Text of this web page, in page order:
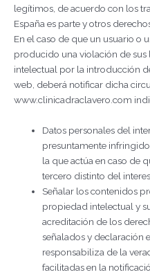
legítimos, de acuerdo con los
España es parte y otros
En el caso de que un usuario o
producido una violación de
intelectual por la introducción
web, deberá notificar dicha
www.clinicadraclavero.com
Datos personales del
presuntamente
la que actúa en caso de
tercero distinto del
Señalar los contenidos
propiedad intelectual y
acreditación de los
señalados y declaración
responsabiliza de la
facilitadas en la